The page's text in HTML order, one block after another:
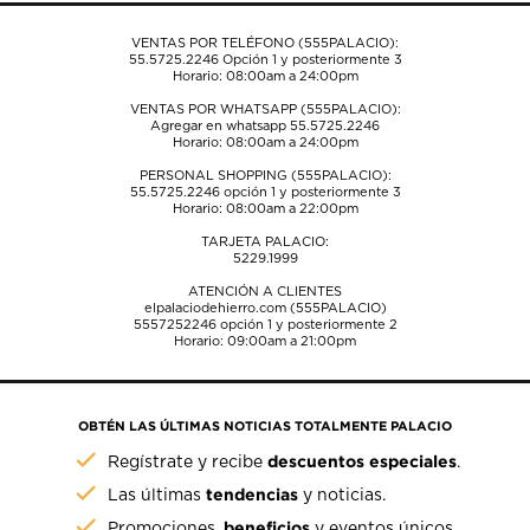
VENTAS POR TELÉFONO (555PALACIO):
55.5725.2246Opción 1 y posteriormente 3
Horario: 08:00am a 24:00pm
VENTAS POR WHATSAPP (555PALACIO):
Agregar en whatsapp 55.5725.2246
Horario: 08:00am a 24:00pm
PERSONAL SHOPPING (555PALACIO):
55.5725.2246opción 1 y posteriormente 3
Horario: 08:00am a 22:00pm
TARJETA PALACIO:
5229.1999
ATENCIÓN A CLIENTES
elpalaciodehierro.com (555PALACIO)
5557252246opción 1 y posteriormente 2
Horario: 09:00am a 21:00pm
OBTÉN LAS ÚLTIMAS NOTICIAS TOTALMENTE PALACIO
Regístrate y recibedescuentos especiales.
Las últimastendencias y noticias.